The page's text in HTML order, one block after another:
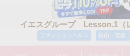
イエスグループ Lesson.1（
ファッションヘルス 松山・道後